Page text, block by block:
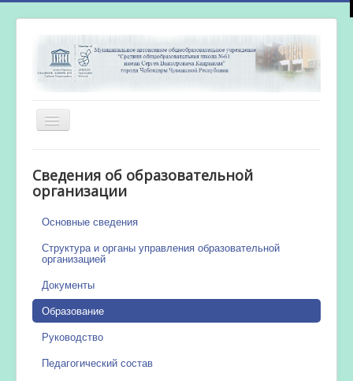
Включить/
выключить
Новости
Сведения об образовательной
организации
Основные сведения
Структура и органы управления образовательной
организацией
Документы
Образование
Руководство
Педагогический состав